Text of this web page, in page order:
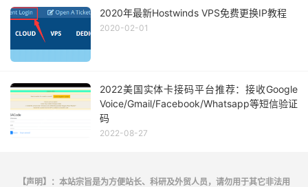
2020年最新Hostwinds VPS免费更换IP教程
2020-02-01
2022美国实体卡接码平台推荐：接收Google
Voice/Gmail/Facebook/Whatsapp等短信验证
码
2022-08-27
【声明】：本站宗旨是为方便站长、科研及外贸人员，请勿用于其它非法用